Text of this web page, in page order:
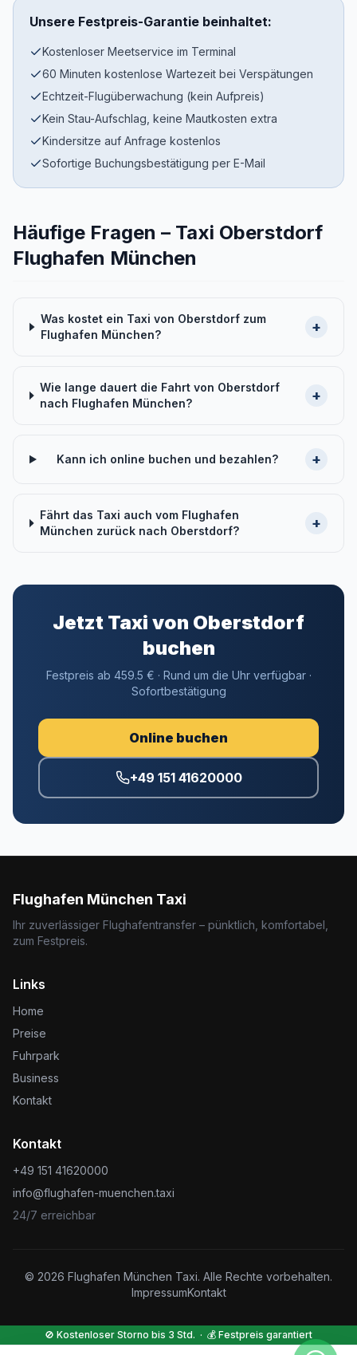
Unsere Festpreis-Garantie beinhaltet:
Kostenloser Meetservice im Terminal
60 Minuten kostenlose Wartezeit bei Verspätungen
Echtzeit-Flugüberwachung (kein Aufpreis)
Kein Stau-Aufschlag, keine Mautkosten extra
Kindersitze auf Anfrage kostenlos
Sofortige Buchungsbestätigung per E-Mail
Häufige Fragen – Taxi Oberstdorf
Flughafen München
Was kostet ein Taxi von Oberstdorf zum
Flughafen München?
+
Wie lange dauert die Fahrt von Oberstdorf
nach Flughafen München?
+
Kann ich online buchen und bezahlen? +
Fährt das Taxi auch vom Flughafen
München zurück nach Oberstdorf?
+
Jetzt Taxi von Oberstdorf
buchen
Festpreis ab 459.5 € · Rund um die Uhr verfügbar ·
Sofortbestätigung
Online buchen
+49 151 41620000
Flughafen München Taxi
Ihr zuverlässiger Flughafentransfer – pünktlich, komfortabel,
zum Festpreis.
Links
Home
Preise
Fuhrpark
Business
Kontakt
Kontakt
+49 151 41620000
info@flughafen-muenchen.taxi
24/7 erreichbar
© 2026 Flughafen München Taxi. Alle Rechte vorbehalten.
ImpressumKontakt
🚫 Kostenloser Storno bis 3 Std. · 💰 Festpreis garantiert